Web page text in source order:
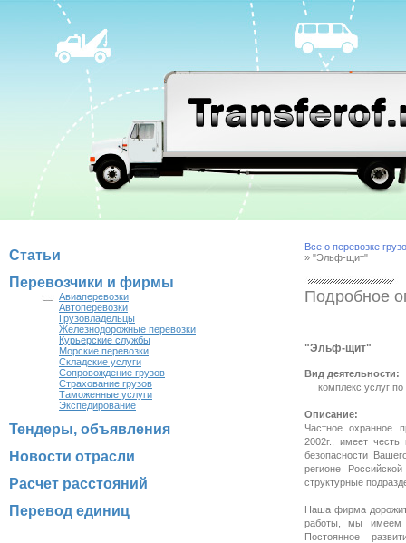
Статьи
Перевозчики и фирмы
Авиаперевозки
Автоперевозки
Грузовладельцы
Железнодорожные перевозки
Курьерские службы
Морские перевозки
Складские услуги
Сопровождение грузов
Страхование грузов
Таможенные услуги
Экспедирование
Тендеры, объявления
Новости отрасли
Расчет расстояний
Перевод единиц
Все о перевозке
» "Эльф-щит"
Подробное
"Эльф-щит"
Вид деятельности:
комплекс услуг
Описание:
Частное охранное
2002г., имеет
безопасности
регионе
структурные
Наша фирма
работы, мы имеем
Постоянное